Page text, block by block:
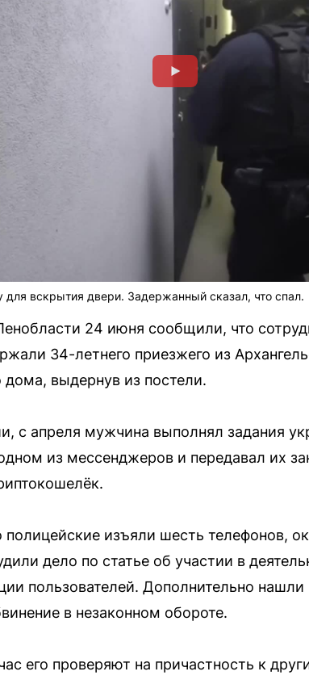
для вскрытия двери. Задержанный сказал, что спал.
24 июня сообщили, что
34-летнего приезжего из
дома, выдернув из постели.
с апреля мужчина выполнял задания
из мессенджеров и передавал их
полицейские изъяли шесть телефонов,
дело по статье об участии в
пользователей. Дополнительно нашли
в незаконном обороте.
его проверяют на причастность к